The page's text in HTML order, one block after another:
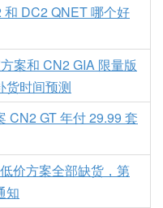
DC2 QNET 哪个好
案和 CN2 GIA 限量版
货时间预测
CN2 GT 年付 29.99 套
价方案全部缺货，第
知